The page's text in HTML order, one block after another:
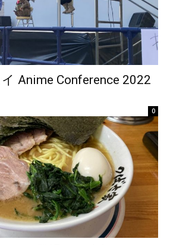
Anime Conference 2022
0